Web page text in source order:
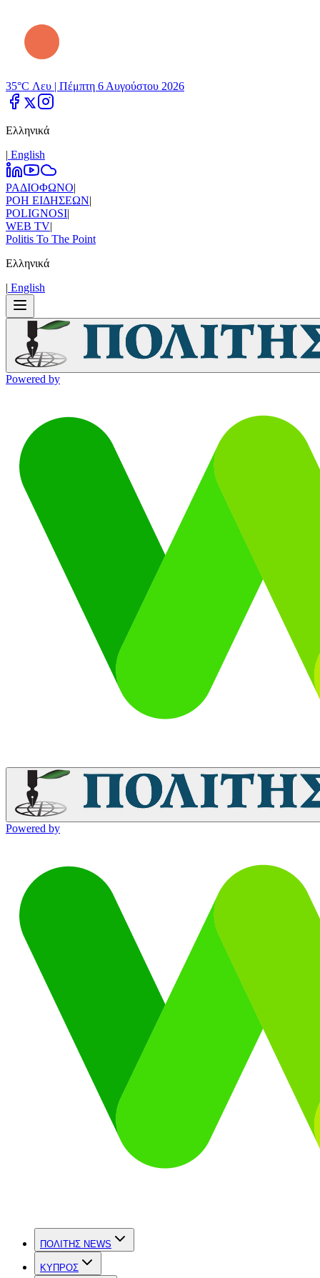
35°C Λευ | Πέμπτη 6 Αυγούστου 2026
Ελληνικά
| Εnglish
ΡΑΔΙΟΦΩΝΟ|
ΡΟΗ ΕΙΔΗΣΕΩΝ|
POLIGNOSI|
WEB TV|
Politis To The Point
Ελληνικά
| Εnglish
Powered by
Powered by
ΠΟΛΙΤΗΣ NEWS
ΚΥΠΡΟΣ